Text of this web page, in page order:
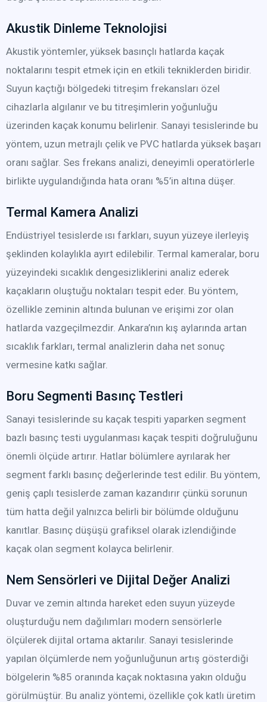
Akustik Dinleme Teknolojisi
Akustik yöntemler, yüksek basınçlı hatlarda kaçak
noktalarını tespit etmek için en etkili tekniklerden biridir.
Suyun kaçtığı bölgedeki titreşim frekansları özel
cihazlarla algılanır ve bu titreşimlerin yoğunluğu
üzerinden kaçak konumu belirlenir. Sanayi tesislerinde bu
yöntem, uzun metrajlı çelik ve PVC hatlarda yüksek başarı
oranı sağlar. Ses frekans analizi, deneyimli operatörlerle
birlikte uygulandığında hata oranı %5’in altına düşer.
Termal Kamera Analizi
Endüstriyel tesislerde ısı farkları, suyun yüzeye ilerleyiş
şeklinden kolaylıkla ayırt edilebilir. Termal kameralar, boru
yüzeyindeki sıcaklık dengesizliklerini analiz ederek
kaçakların oluştuğu noktaları tespit eder. Bu yöntem,
özellikle zeminin altında bulunan ve erişimi zor olan
hatlarda vazgeçilmezdir. Ankara’nın kış aylarında artan
sıcaklık farkları, termal analizlerin daha net sonuç
vermesine katkı sağlar.
Boru Segmenti Basınç Testleri
Sanayi tesislerinde su kaçak tespiti yaparken segment
bazlı basınç testi uygulanması kaçak tespiti doğruluğunu
önemli ölçüde artırır. Hatlar bölümlere ayrılarak her
segment farklı basınç değerlerinde test edilir. Bu yöntem,
geniş çaplı tesislerde zaman kazandırır çünkü sorunun
tüm hatta değil yalnızca belirli bir bölümde olduğunu
kanıtlar. Basınç düşüşü grafiksel olarak izlendiğinde
kaçak olan segment kolayca belirlenir.
Nem Sensörleri ve Dijital Değer Analizi
Duvar ve zemin altında hareket eden suyun yüzeyde
oluşturduğu nem dağılımları modern sensörlerle
ölçülerek dijital ortama aktarılır. Sanayi tesislerinde
yapılan ölçümlerde nem yoğunluğunun artış gösterdiği
bölgelerin %85 oranında kaçak noktasına yakın olduğu
görülmüştür. Bu analiz yöntemi, özellikle çok katlı üretim